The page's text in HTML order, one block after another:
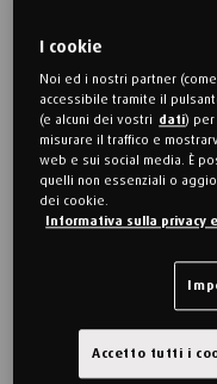
3.800,00 €
80 x 190 cm
Singolo
I cookie
Noi ed i nostri partner
accessibile tramite il
(e alcuni dei vostri dati) per
misurare il traffico e
web e sui social media. È
quelli non essenziali o
dei cookie.
Informativa sulla privacy
Accetto tutti i